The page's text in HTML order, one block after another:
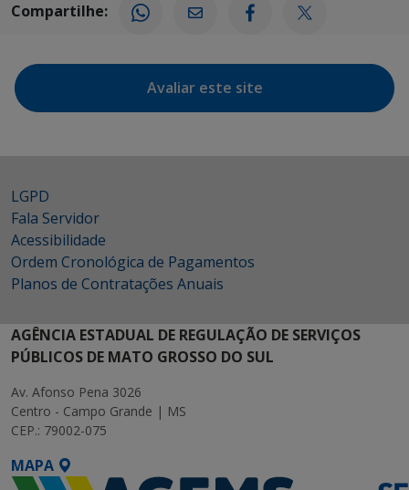
Compartilhe:
Avaliar este site
LGPD
Fala Servidor
Acessibilidade
Ordem Cronológica de Pagamentos
Planos de Contratações Anuais
AGÊNCIA ESTADUAL DE REGULAÇÃO DE SERVIÇOS
PÚBLICOS DE MATO GROSSO DO SUL
Av. Afonso Pena 3026
Centro - Campo Grande | MS
CEP.: 79002-075
MAPA